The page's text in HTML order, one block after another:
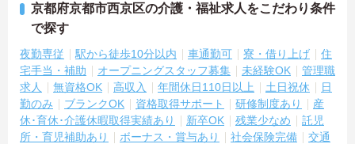
京都府京都市西京区の介護・福祉求人をこだわり条件
で探す
夜勤専従 駅から徒歩10分以内 車通勤可 寮・借り上げ
住
宅手当・補助
オープニングスタッフ募集 未経験OK
管理職
求人
無資格OK 高収入 年間休日110日以上 土日祝休
日
勤のみ
ブランクOK 資格取得サポート 研修制度あり
産
休･育休･介護休暇取得実績あり
新卒OK 残業少なめ
託児
所・育児補助あり
ボーナス・賞与あり 社会保険完備
交通